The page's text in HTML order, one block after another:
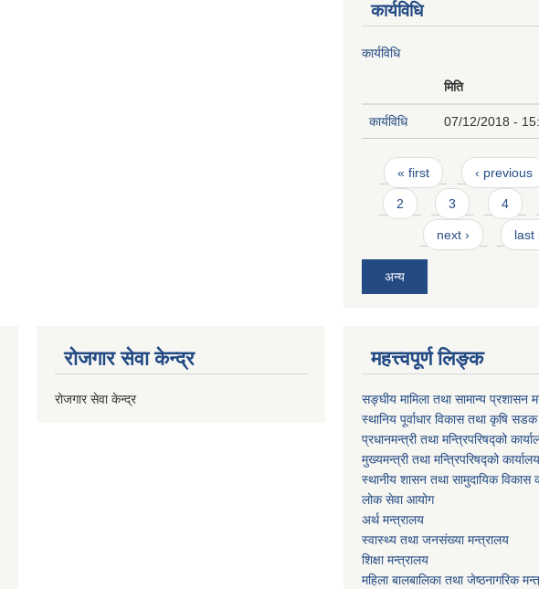
कार्यविधि
कार्यविधि
मिति
कार्यविधि 07/12/2018 -
Pages
« first ‹ previous
2 3 4
next › last
अन्य
रोजगार सेवा केन्द्र
रोजगार सेवा केन्द्र
महत्त्वपूर्ण लिङ्क
सङ्घीय मामिला तथा सामान्य प्रशासन
स्थानिय पूर्वाधार विकास तथा कृषि सडक
प्रधानमन्त्री तथा मन्त्रिपरिषद्को
मुख्यमन्त्री तथा मन्त्रिपरिषद्को कार्यालय
स्थानीय शासन तथा सामुदायिक विकास
लोक सेवा आयोग
अर्थ मन्त्रालय
स्वास्थ्य तथा जनस‌ंख्या मन्त्रालय
शिक्षा मन्त्रालय
महिला बालबालिका तथा जेष्ठनागरिक